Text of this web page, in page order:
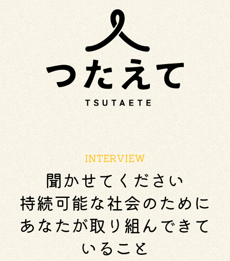
INTERVIEW
聞かせてください
持続可能な社会のために
あなたが取り組んできて
いること